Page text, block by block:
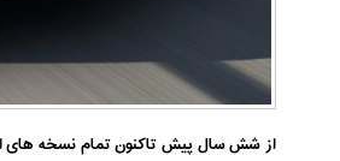
از شش سال پیش تاکنون تمام نسخه های